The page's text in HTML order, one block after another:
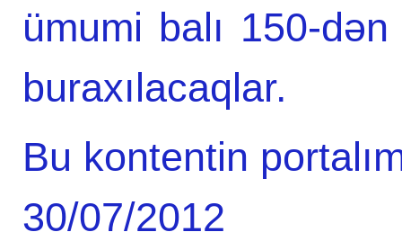
ümumi balı 150-
buraxılacaqlar.
Bu kontentin
30/07/2012